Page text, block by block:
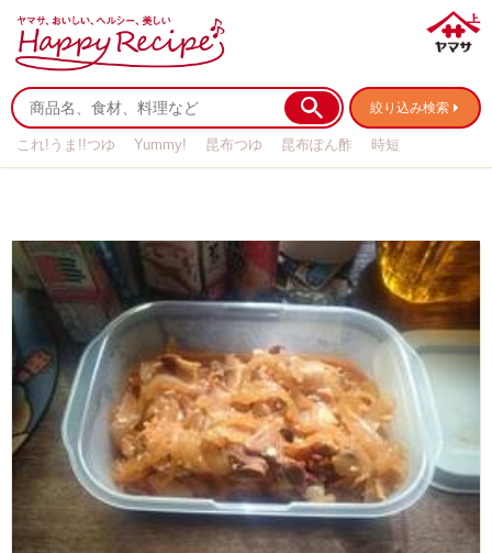
絞り込み検索
これ!うま!!つゆ Yummy! 昆布つゆ 昆布ぽん酢
時短